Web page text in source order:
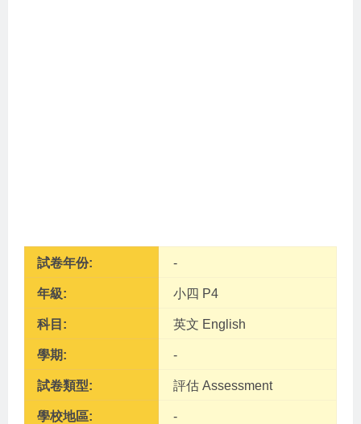
試卷年份: -
年級: 小四 P4
科目: 英文 English
學期: -
試卷類型: 評估 Assessment
學校地區: -